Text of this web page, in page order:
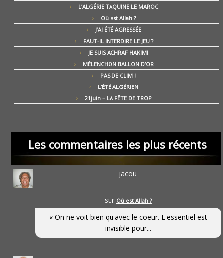
L’ALGÉRIE TAQUINE LE MAROC
Où est Allah ?
J’AI ÉTÉ AGRESSÉE
FAUT-IL INTERDIRE LE JEU ?
JE SUIS ACHRAF HAKIMI
MÉLENCHON BALLON D’OR
PAS DE CLIM !
L’ÉTÉ ALGÉRIEN
21juin – LA FÊTE DE TROP
Les commentaires les plus récents
jacou
sur Où est Allah ?
« On ne voit bien qu'avec le coeur. L'essentiel est
invisible pour...